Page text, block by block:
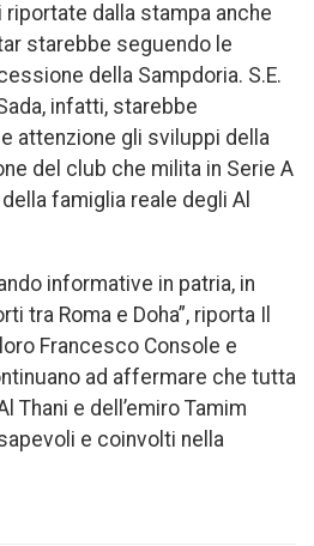
dalla stampa anche
starebbe seguendo le
della Sampdoria. S.E.
infatti, starebbe
attenzione gli sviluppi della
del club che milita in Serie A
famiglia reale degli Al
informative in patria, in
tra Roma e Doha”, riporta Il
Francesco Console e
ad affermare che tutta
Thani e dell’emiro Tamim
e coinvolti nella